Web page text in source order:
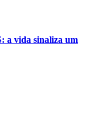
a vida sinaliza um